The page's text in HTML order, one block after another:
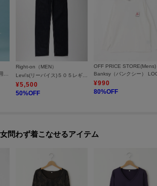
Right-on（MEN）
¥5,500
50%OFF
OFF PRICE STORE(Mens)
¥990
80%OFF
問わず着こなせるアイテム